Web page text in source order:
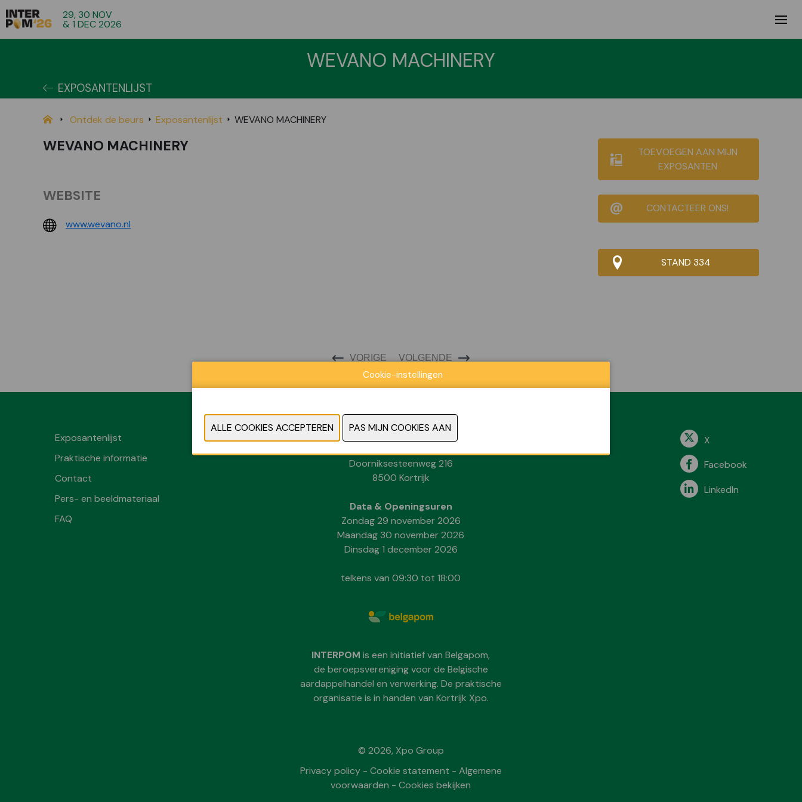
29, 30 NOV
& 1 DEC 2026
WEVANO MACHINERY
EXPOSANTENLIJST
Ontdek de beurs Exposantenlijst WEVANO MACHINERY
WEVANO MACHINERY
TOEVOEGEN AAN MIJN
EXPOSANTEN
CONTACTEER ONS!
STAND 334
WEBSITE
www.wevano.nl
VORIGE VOLGENDE
Exposantenlijst
Praktische informatie
Contact
Pers- en beeldmateriaal
FAQ
Locatie
Doorniksesteenweg 216
8500 Kortrijk
Data & Openingsuren
Zondag 29 november 2026
Maandag 30 november 2026
Dinsdag 1 december 2026
telkens van 09:30 tot 18:00
INTERPOMis een initiatief van Belgapom,
de beroepsvereniging voor de Belgische
aardappelhandel en verwerking. De praktische
organisatie is in handen van Kortrijk Xpo.
X
Facebook
LinkedIn
© 2026, Xpo Group
Privacy policy- Cookie statement - Algemene
voorwaarden -Cookies bekijken
Cookie-instellingen